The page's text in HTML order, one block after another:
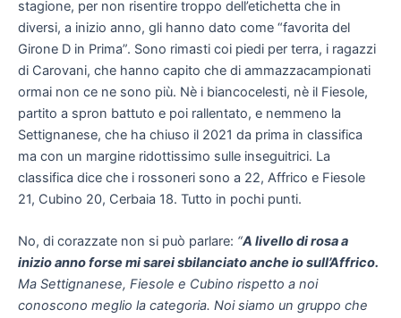
stagione, per non risentire troppo dell’etichetta che in
diversi, a inizio anno, gli hanno dato come “favorita del
Girone D in Prima”. Sono rimasti coi piedi per terra, i ragazzi
di Carovani, che hanno capito che di ammazzacampionati
ormai non ce ne sono più. Nè i biancocelesti, nè il Fiesole,
partito a spron battuto e poi rallentato, e nemmeno la
Settignanese, che ha chiuso il 2021 da prima in classifica
ma con un margine ridottissimo sulle inseguitrici. La
classifica dice che i rossoneri sono a 22, Affrico e Fiesole
21, Cubino 20, Cerbaia 18. Tutto in pochi punti.
No, di corazzate non si può parlare: “A livello di rosa a
inizio anno forse mi sarei sbilanciato anche io sull’Affrico.
Ma Settignanese, Fiesole e Cubino rispetto a noi
conoscono meglio la categoria. Noi siamo un gruppo che